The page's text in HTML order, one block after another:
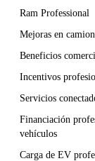
Ram Professional
Mejoras en
Beneficios
Incentivos
Servicios
Financiación
vehículos
Carga de EV